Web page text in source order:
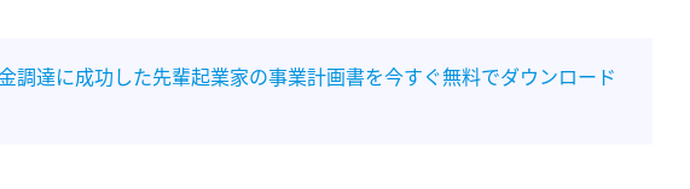
調達に成功した先輩起業家の事業計画書を今すぐ無料でダウンロード